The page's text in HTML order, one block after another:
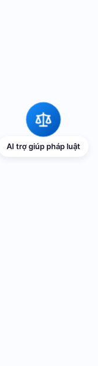
AI trợ giúp pháp luật